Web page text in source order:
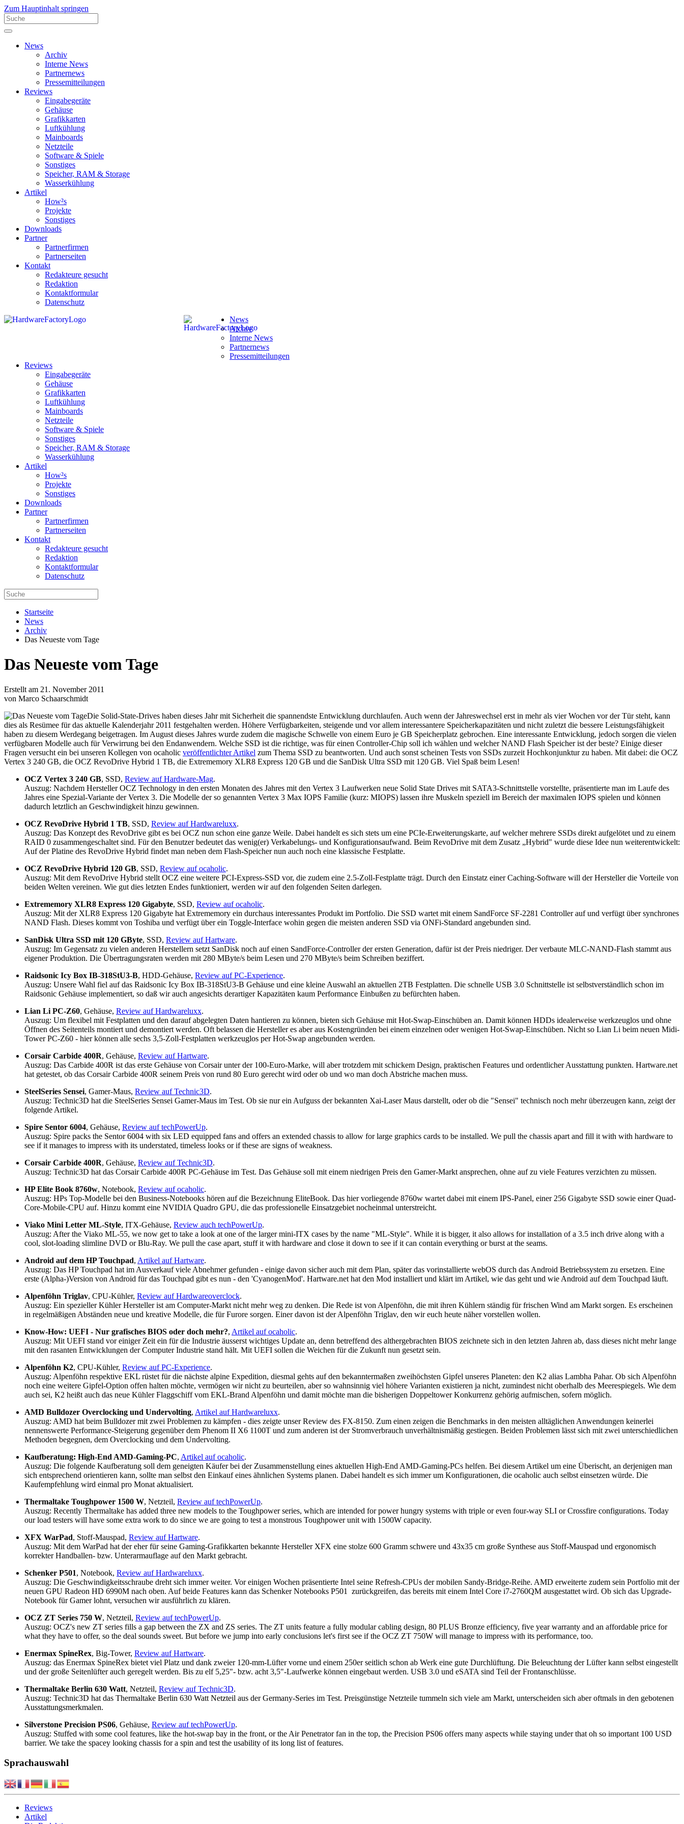
Zum Hauptinhalt springen
News
Archiv
Interne News
Partnernews
Pressemitteilungen
Reviews
Eingabegeräte
Gehäuse
Grafikkarten
Luftkühlung
Mainboards
Netzteile
Software & Spiele
Sonstiges
Speicher, RAM & Storage
Wasserkühlung
Artikel
How²s
Projekte
Sonstiges
Downloads
Partner
Partnerfirmen
Partnerseiten
Kontakt
Redakteure gesucht
Redaktion
Kontaktformular
Datenschutz
News
Archiv
Interne News
Partnernews
Pressemitteilungen
Reviews
Eingabegeräte
Gehäuse
Grafikkarten
Luftkühlung
Mainboards
Netzteile
Software & Spiele
Sonstiges
Speicher, RAM & Storage
Wasserkühlung
Artikel
How²s
Projekte
Sonstiges
Downloads
Partner
Partnerfirmen
Partnerseiten
Kontakt
Redakteure gesucht
Redaktion
Kontaktformular
Datenschutz
Startseite
News
Archiv
Das Neueste vom Tage
Das Neueste vom Tage
Erstellt am 21. November 2011
von Marco Schaarschmidt
Die Solid-State-Drives haben dieses Jahr mit Sicherheit die spannendste Entwicklung durchlaufen. Auch wenn der Jahreswechsel erst in mehr als vier Wochen vor der Tür steht, kann
dies als Resümee für das aktuelle Kalenderjahr 2011 festgehalten werden. Höhere Verfügbarkeiten, steigende und vor allem interessantere Speicherkapazitäten und nicht zuletzt die bessere Leistungsfähigkeit
haben zu diesem Werdegang beigetragen. Im August dieses Jahres wurde zudem die magische Schwelle von einem Euro je GB Speicherplatz gebrochen. Eine interessante Entwicklung, jedoch sorgen die vielen
verfügbaren Modelle auch für Verwirrung bei den Endanwendern. Welche SSD ist die richtige, was für einen Controller-Chip soll ich wählen und welcher NAND Flash Speicher ist der beste? Einige dieser
Fragen versucht ein bei unseren Kollegen von ocaholic veröffentlichter Artikel zum Thema SSD zu beantworten. Und auch sonst scheinen Tests von SSDs zurzeit Hochkonjunktur zu haben. Mit dabei: die OCZ
Vertex 3 240 GB, die OCZ RevoDrive Hybrid 1 TB, die Extrememory XLR8 Express 120 GB und die SanDisk Ultra SSD mit 120 GB. Viel Spaß beim Lesen!
OCZ Vertex 3 240 GB, SSD, Review auf Hardware-Mag.
Auszug: Nachdem Hersteller OCZ Technology in den ersten Monaten des Jahres mit den Vertex 3 Laufwerken neue Solid State Drives mit SATA3-Schnittstelle vorstellte, präsentierte man im Laufe des
Jahres eine Spezial-Variante der Vertex 3. Die Modelle der so genannten Vertex 3 Max IOPS Familie (kurz: MIOPS) lassen ihre Muskeln speziell im Bereich der maximalen IOPS spielen und können
dadurch letztlich an Geschwindigkeit hinzu gewinnen.
OCZ RevoDrive Hybrid 1 TB, SSD, Review auf Hardwareluxx.
Auszug: Das Konzept des RevoDrive gibt es bei OCZ nun schon eine ganze Weile. Dabei handelt es sich stets um eine PCIe-Erweiterungskarte, auf welcher mehrere SSDs direkt aufgelötet und zu einem
RAID 0 zusammengeschaltet sind. Für den Benutzer bedeutet das wenig(er) Verkabelungs- und Konfigurationsaufwand. Beim RevoDrive mit dem Zusatz „Hybrid" wurde diese Idee nun weiterentwickelt:
Auf der Platine des RevoDrive Hybrid findet man neben dem Flash-Speicher nun auch noch eine klassische Festplatte.
OCZ RevoDrive Hybrid 120 GB, SSD, Review auf ocaholic.
Auszug: Mit dem RevoDrive Hybrid stellt OCZ eine weitere PCI-Express-SSD vor, die zudem eine 2.5-Zoll-Festplatte trägt. Durch den Einstatz einer Caching-Software will der Hersteller die Vorteile von
beiden Welten vereinen. Wie gut dies letzten Endes funktioniert, werden wir auf den folgenden Seiten darlegen.
Extrememory XLR8 Express 120 Gigabyte, SSD, Review auf ocaholic.
Auszug: Mit der XLR8 Express 120 Gigabyte hat Extrememory ein durchaus interessantes Produkt im Portfolio. Die SSD wartet mit einem SandForce SF-2281 Controller auf und verfügt über synchrones
NAND Flash. Dieses kommt von Toshiba und verfügt über ein Toggle-Interface wohin gegen die meisten anderen SSD via ONFi-Standard angebunden sind.
SanDisk Ultra SSD mit 120 GByte, SSD, Review auf Hartware.
Auszug: Im Gegensatz zu vielen anderen Herstellern setzt SanDisk noch auf einen SandForce-Controller der ersten Generation, dafür ist der Preis niedriger. Der verbaute MLC-NAND-Flash stammt aus
eigener Produktion. Die Übertragungsraten werden mit 280 MByte/s beim Lesen und 270 MByte/s beim Schreiben beziffert.
Raidsonic Icy Box IB-318StU3-B, HDD-Gehäuse, Review auf PC-Experience.
Auszug: Unsere Wahl fiel auf das Raidsonic Icy Box IB-318StU3-B Gehäuse und eine kleine Auswahl an aktuellen 2TB Festplatten. Die schnelle USB 3.0 Schnittstelle ist selbstverständlich schon im
Raidsonic Gehäuse implementiert, so daß wir auch angesichts derartiger Kapazitäten kaum Performance Einbußen zu befürchten haben.
Lian Li PC-Z60, Gehäuse, Review auf Hardwareluxx.
Auszug: Um flexibel mit Festplatten und den darauf abgelegten Daten hantieren zu können, bieten sich Gehäuse mit Hot-Swap-Einschüben an. Damit können HDDs idealerweise werkzeuglos und ohne
Öffnen des Seitenteils montiert und demontiert werden. Oft belassen die Hersteller es aber aus Kostengründen bei einem einzelnen oder wenigen Hot-Swap-Einschüben. Nicht so Lian Li beim neuen Midi-
Tower PC-Z60 - hier können alle sechs 3,5-Zoll-Festplatten werkzeuglos per Hot-Swap angebunden werden.
Corsair Carbide 400R, Gehäuse, Review auf Hartware.
Auszug: Das Carbide 400R ist das erste Gehäuse von Corsair unter der 100-Euro-Marke, will aber trotzdem mit schickem Design, praktischen Features und ordentlicher Ausstattung punkten. Hartware.net
hat getestet, ob das Corsair Carbide 400R seinem Preis von rund 80 Euro gerecht wird oder ob und wo man doch Abstriche machen muss.
SteelSeries Sensei, Gamer-Maus, Review auf Technic3D.
Auszug: Technic3D hat die SteelSeries Sensei Gamer-Maus im Test. Ob sie nur ein Aufguss der bekannten Xai-Laser Maus darstellt, oder ob die "Sensei" technisch noch mehr überzeugen kann, zeigt der
folgende Artikel.
Spire Sentor 6004, Gehäuse, Review auf techPowerUp.
Auszug: Spire packs the Sentor 6004 with six LED equipped fans and offers an extended chassis to allow for large graphics cards to be installed. We pull the chassis apart and fill it with with hardware to
see if it manages to impress with its understated, timeless looks or if these are signs of weakness.
Corsair Carbide 400R, Gehäuse, Review auf Technic3D.
Auszug: Technic3D hat das Corsair Carbide 400R PC-Gehäuse im Test. Das Gehäuse soll mit einem niedrigen Preis den Gamer-Markt ansprechen, ohne auf zu viele Features verzichten zu müssen.
HP Elite Book 8760w, Notebook, Review auf ocaholic.
Auszug: HPs Top-Modelle bei den Business-Notebooks hören auf die Bezeichnung EliteBook. Das hier vorliegende 8760w wartet dabei mit einem IPS-Panel, einer 256 Gigabyte SSD sowie einer Quad-
Core-Mobile-CPU auf. Hinzu kommt eine NVIDIA Quadro GPU, die das professionelle Einsatzgebiet nocheinmal unterstreicht.
Viako Mini Letter ML-Style, ITX-Gehäuse, Review auch techPowerUp.
Auszug: After the Viako ML-55, we now get to take a look at one of the larger mini-ITX cases by the name "ML-Style". While it is bigger, it also allows for installation of a 3.5 inch drive along with a
cool, slot-loading slimline DVD or Blu-Ray. We pull the case apart, stuff it with hardware and close it down to see if it can contain everything or burst at the seams.
Android auf dem HP Touchpad, Artikel auf Hartware.
Auszug: Das HP Touchpad hat im Ausverkauf viele Abnehmer gefunden - einige davon sicher auch mit dem Plan, später das vorinstallierte webOS durch das Android Betriebssystem zu ersetzen. Eine
erste (Alpha-)Version von Android für das Touchpad gibt es nun - den 'CyanogenMod'. Hartware.net hat den Mod installiert und klärt im Artikel, wie das geht und wie Android auf dem Touchpad läuft.
Alpenföhn Triglav, CPU-Kühler, Review auf Hardwareoverclock.
Auszug: Ein spezieller Kühler Hersteller ist am Computer-Markt nicht mehr weg zu denken. Die Rede ist von Alpenföhn, die mit ihren Kühlern ständig für frischen Wind am Markt sorgen. Es erscheinen
in regelmäßigen Abständen neue und kreative Modelle, die für Furore sorgen. Einer davon ist der Alpenföhn Triglav, den wir euch heute näher vorstellen wollen.
Know-How: UEFI - Nur grafisches BIOS oder doch mehr?, Artikel auf ocaholic.
Auszug: Mit UEFI stand vor einiger Zeit ein für die Industrie äusserst wichtiges Update an, denn betreffend des althergebrachten BIOS zeichnete sich in den letzten Jahren ab, dass dieses nicht mehr lange
mit den rasanten Entwicklungen der Computer Industrie stand hält. Mit UEFI sollen die Weichen für die Zukunft nun gesetzt sein.
Alpenföhn K2, CPU-Kühler, Review auf PC-Experience.
Auszug: Alpenföhn respektive EKL rüstet für die nächste alpine Expedition, diesmal gehts auf den bekanntermaßen zweihöchsten Gipfel unseres Planeten: den K2 alias Lambha Pahar. Ob sich Alpenföhn
noch eine weitere Gipfel-Option offen halten möchte, vermögen wir nicht zu beurteilen, aber so wahnsinnig viel höhere Varianten existieren ja nicht, zumindest nicht oberhalb des Meerespiegels. Wie dem
auch sei, K2 heißt auch das neue Kühler Flaggschiff vom EKL-Brand Alpenföhn und damit möchte man die bisherigen Doppeltower Konkurrenz gehörig aufmischen, sofern möglich.
AMD Bulldozer Overclocking und Undervolting, Artikel auf Hardwareluxx.
Auszug: AMD hat beim Bulldozer mit zwei Problemen zu kämpfen - dies zeigte unser Review des FX-8150. Zum einen zeigen die Benchmarks in den meisten alltäglichen Anwendungen keinerlei
nennenswerte Performance-Steigerung gegenüber dem Phenom II X6 1100T und zum anderen ist der Stromverbrauch unverhältnismäßig gestiegen. Beiden Problemen lässt sich mit zwei unterschiedlichen
Methoden begegnen, dem Overclocking und dem Undervolting.
Kaufberatung: High-End AMD-Gaming-PC, Artikel auf ocaholic.
Auszug: Die folgende Kaufberatung soll dem geneigten Käufer bei der Zusammenstellung eines aktuellen High-End AMD-Gaming-PCs helfen. Bei diesem Artikel um eine Überischt, an derjenigen man
sich entsprechend orientieren kann, sollte man selbst den Einkauf eines ähnlichen Systems planen. Dabei handelt es sich immer um Konfigurationen, die ocaholic auch selbst einsetzen würde. Die
Kaufempfehlung wird einmal pro Monat aktualisiert.
Thermaltake Toughpower 1500 W, Netzteil, Review auf techPowerUp.
Auszug: Recently Thermaltake has added three new models to the Toughpower series, which are intended for power hungry systems with triple or even four-way SLI or Crossfire configurations. Today
our load testers will have some extra work to do since we are going to test a monstrous Toughpower unit with 1500W capacity.
XFX WarPad, Stoff-Mauspad, Review auf Hartware.
Auszug: Mit dem WarPad hat der eher für seine Gaming-Grafikkarten bekannte Hersteller XFX eine stolze 600 Gramm schwere und 43x35 cm große Synthese aus Stoff-Mauspad und ergonomisch
korrekter Handballen- bzw. Unterarmauflage auf den Markt gebracht.
Schenker P501, Notebook, Review auf Hardwareluxx.
Auszug: Die Geschwindigkeitsschraube dreht sich immer weiter. Vor einigen Wochen präsentierte Intel seine Refresh-CPUs der mobilen Sandy-Bridge-Reihe. AMD erweiterte zudem sein Portfolio mit der
neuen GPU Radeon HD 6990M nach oben. Auf beide Features kann das Schenker Notebooks P501 zurückgreifen, das bereits mit einem Intel Core i7-2760QM ausgestattet wird. Ob sich das Upgrade-
Notebook für Gamer lohnt, versuchen wir ausführlich zu klären.
OCZ ZT Series 750 W, Netzteil, Review auf techPowerUp.
Auszug: OCZ's new ZT series fills a gap between the ZX and ZS series. The ZT units feature a fully modular cabling design, 80 PLUS Bronze efficiency, five year warranty and an affordable price for
what they have to offer, so the deal sounds sweet. But before we jump into early conclusions let's first see if the OCZ ZT 750W will manage to impress with its performance, too.
Enermax SpineRex, Big-Tower, Review auf Hartware.
Auszug: das Enermax SpineRex bietet viel Platz und dank zweier 120-mm-Lüfter vorne und einem 250er seitlich schon ab Werk eine gute Durchlüftung. Die Beleuchtung der Lüfter kann selbst eingestellt
und der große Seitenlüfter auch geregelt werden. Bis zu elf 5,25"- bzw. acht 3,5"-Laufwerke können eingebaut werden. USB 3.0 und eSATA sind Teil der Frontanschlüsse.
Thermaltake Berlin 630 Watt, Netzteil, Review auf Technic3D.
Auszug: Technic3D hat das Thermaltake Berlin 630 Watt Netzteil aus der Germany-Series im Test. Preisgünstige Netzteile tummeln sich viele am Markt, unterscheiden sich aber oftmals in den gebotenen
Ausstattungsmerkmalen.
Silverstone Precision PS06, Gehäuse, Review auf techPowerUp.
Auszug: Stuffed with some cool features, like the hot-swap bay in the front, or the Air Penetrator fan in the top, the Precision PS06 offers many aspects while staying under that oh so important 100 USD
barrier. We take the spacey looking chassis for a spin and test the usability of its long list of features.
Sprachauswahl
Reviews
Artikel